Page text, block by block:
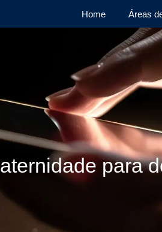
Home Áreas
para